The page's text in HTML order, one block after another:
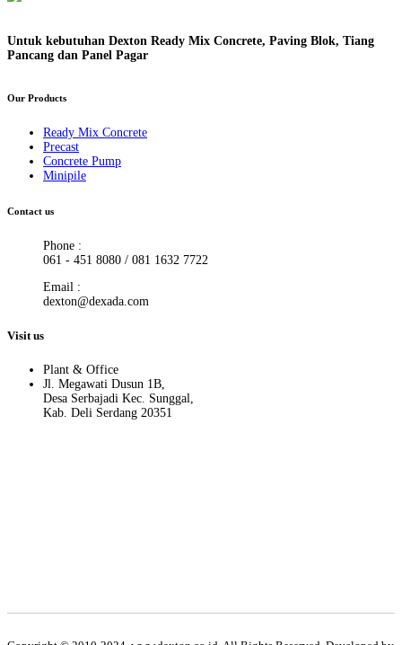
Untuk kebutuhan Dexton Ready Mix Concrete, Paving Blok, Tiang
Pancang dan Panel Pagar
Our Products
Ready Mix Concrete
Precast
Concrete Pump
Minipile
Contact us
Phone :
061 - 451 8080 / 081 1632 7722
Email :
dexton@dexada.com
Visit us
Plant & Office
Jl. Megawati Dusun 1B,
Desa Serbajadi Kec. Sunggal,
Kab. Deli Serdang 20351